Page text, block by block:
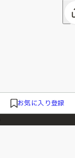
お気に入り登録